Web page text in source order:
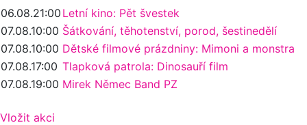
06.08.21:00 Letní kino: Pět švestek
07.08.10:00 Šátkování, těhotenství, porod, šestinedělí
07.08.10:00 Dětské filmové prázdniny: Mimoni a monstra
07.08.17:00 Tlapková patrola: Dinosauří film
07.08.19:00 Mirek Němec Band PZ
Vložit akci